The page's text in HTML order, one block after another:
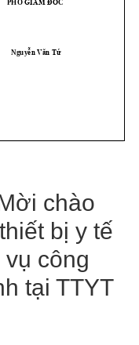
chào
bị y tế
công
tại TTYT